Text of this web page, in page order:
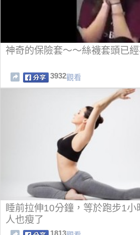
神奇的保險套～～絲襪套頭已
3932觀看
睡前拉伸10分鐘，等於跑步1小
人也瘦了
1813